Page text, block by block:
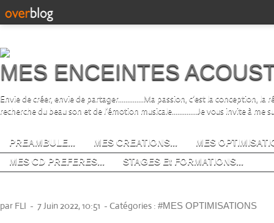
MES ENCEINTES
Envie de créer, envie de partager..............Ma passion, c’est la conception,
recherche du beau son et de l’émotion musicale..............Je vous invite à me
PREAMBULE... MES CREATIONS...
MES
MES CD PREFERES...
STAGES Et FORMATIONS...
par FLI - 7 Juin 2022, 10:51 - Catégories : #MES OPTIMISATIONS